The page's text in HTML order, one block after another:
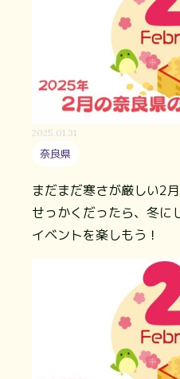
2025.01.31
奈良県
まだまだ寒さが厳しい2月
せっかくだったら、冬に
イベントを楽しもう！